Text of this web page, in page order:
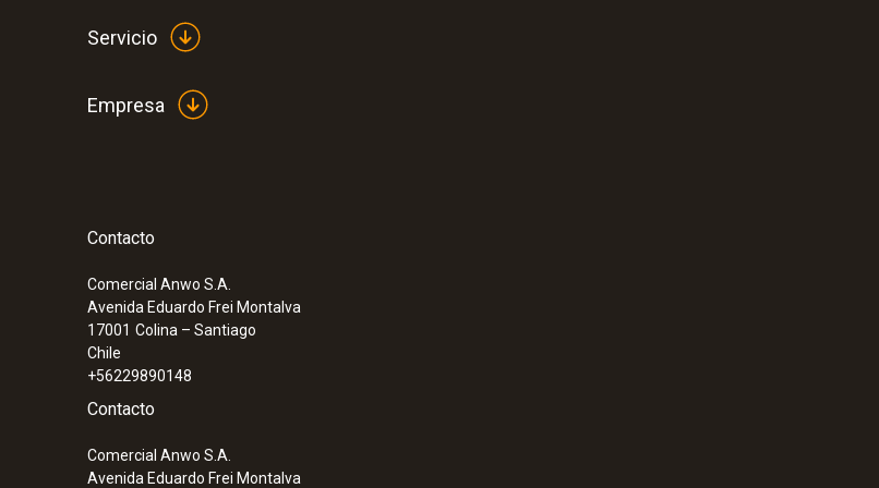
:0554 2061
Servicio
Empresa
Contacto
Comercial Anwo S.A.
Avenida Eduardo Frei Montalva
17001 Colina – Santiago
Chile
+56229890148
Contacto
Comercial Anwo S.A.
Avenida Eduardo Frei Montalva